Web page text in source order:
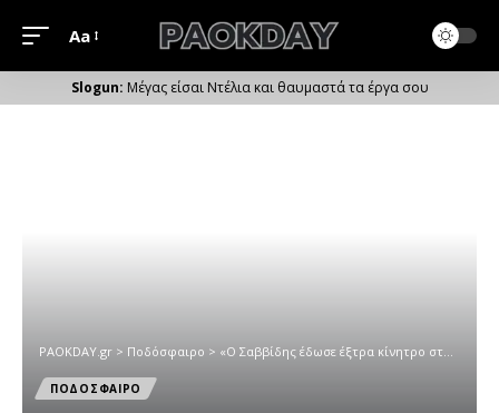
Μέγεθος
Γραμματοσειράς
Aa
Μέγας είσαι Ντέλια και θαυμαστά τα έργα σου
PAOKDAY.gr > Ποδόσφαιρο > «Ο Σαββίδης έδωσε έξτρα κίνητρο στον ΠΑΟΚ»
ΠΟΔΟΣΦΑΙΡΟ